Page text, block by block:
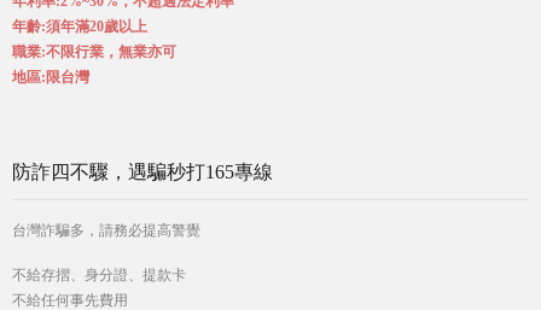
年齡:須年滿20歲以上
職業:不限行業，無業亦可
地區:限台灣
防詐四不驟，遇騙秒打165專線
台灣詐騙多，請務必提高警覺
不給存摺、身分證、提款卡
不給任何事先費用